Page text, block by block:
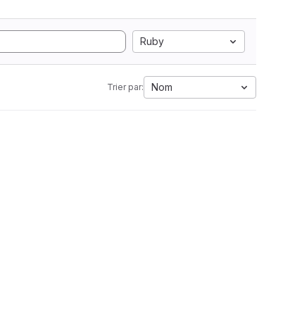
Ruby
Trier par: Nom